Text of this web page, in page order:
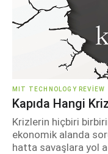
MIT TECHNOLOGY REVIEW
Kapıda Hangi
Krizlerin hiçbiri
ekonomik alanda
hatta savaşlara yol